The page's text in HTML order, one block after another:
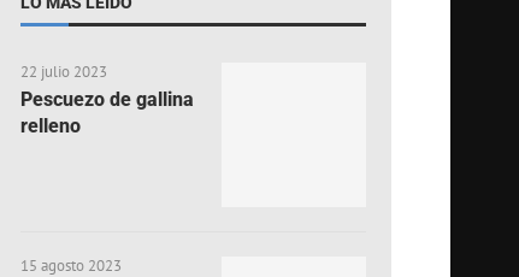
22 julio 2023
Pescuezo de gallina
relleno
15 agosto 2023